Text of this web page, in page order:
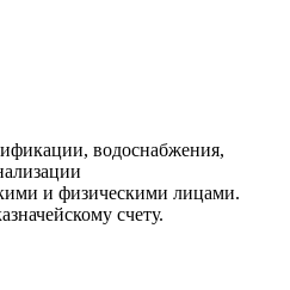
водоснабжения,
и физическими лицами.
счету.